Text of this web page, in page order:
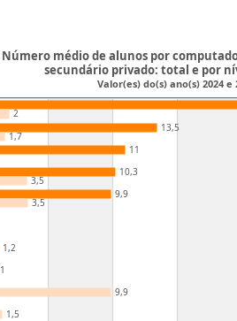
13,5
11
10,3
9,9
2
1,7
3,5
3,5
1,2
1
9,9
1,5
Número médio de alunos por
secundário privado: total e por
Valor(es) do(s) ano(s) 2024 e